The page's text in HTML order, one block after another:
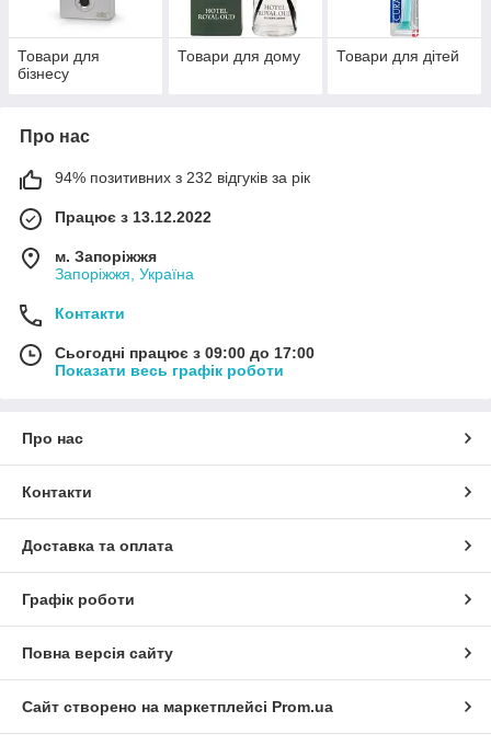
Товари для
бізнесу
Товари для дому Товари для дітей
Про нас
94% позитивних з 232 відгуків за рік
Працює з 13.12.2022
м. Запоріжжя
Запоріжжя, Україна
Контакти
Сьогодні працює з 09:00 до 17:00
Показати весь графік роботи
Про нас
Контакти
Доставка та оплата
Графік роботи
Повна версія сайту
Сайт створено на маркетплейсі Prom.ua